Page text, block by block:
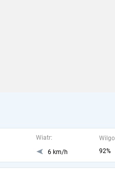
Wiatr:
6 km/h
92%